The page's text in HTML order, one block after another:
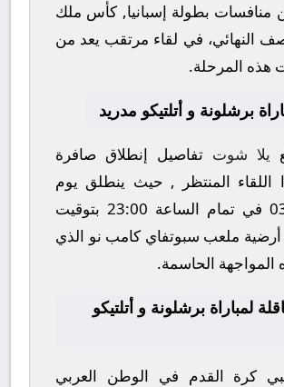
بطولة إسبانيا, كأس ملك
النهائي، في لقاء مرتقب يعد من
هذه المرحلة.
برشلونة و أتلتيكو مدريد
يلا شوت تفاصيل إنطلاق صافرة
اللقاء المنتظر , حيث ينطلق يوم
في تمام الساعة 23:00 بتوقيت
ملعب سبوتفاي كامب نو الذي
الحاسمة.
لمباراة برشلونة و أتلتيكو
كرة القدم في الوطن العربي